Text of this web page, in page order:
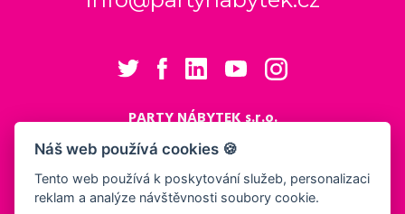
Náš web používá cookies 🍪
Tento web používá k poskytování služeb, personalizaci
reklam a analýze návštěvnosti soubory cookie.
PARTY NÁBYTEK s.r.o.
Cukrovarská 984
Logistický areál Cukrovar Čakovice
196 00 Praha 9 - Čakovice